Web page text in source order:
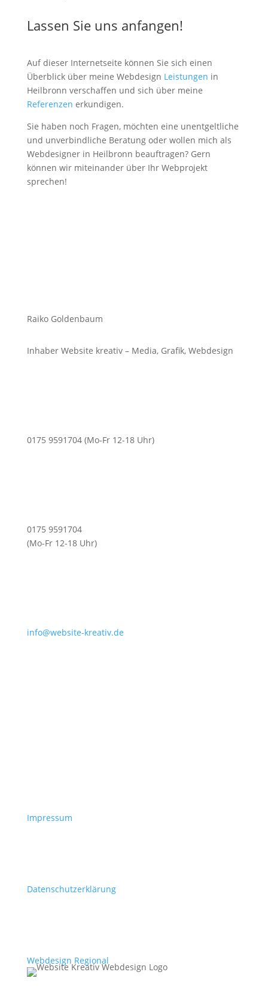
Lassen Sie uns anfangen!
Auf dieser Internetseite können Sie sich einen
Überblick über meine Webdesign Leistungen in
Heilbronn verschaffen und sich über meine
Referenzen erkundigen.
Sie haben noch Fragen, möchten eine unentgeltliche
und unverbindliche Beratung oder wollen mich als
Webdesigner in Heilbronn beauftragen? Gern
können wir miteinander über Ihr Webprojekt
sprechen!
Raiko Goldenbaum
Inhaber Website kreativ – Media, Grafik, Webdesign
0175 9591704 (Mo-Fr 12-18 Uhr)
0175 9591704
(Mo-Fr 12-18 Uhr)
info@website-kreativ.de
Impressum
Datenschutzerklärung
Webdesign Regional